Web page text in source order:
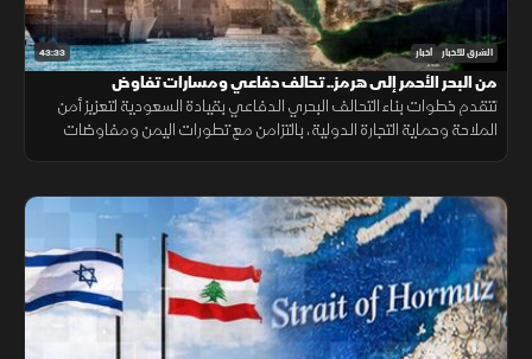
43:33 الشرق للأخبار أخبار
من البحر الأحمر إلى هرمز.. تحالف دفاعي ومسارات تفاوض
تتقدم خطوات بناء التحالف البحري الدفاعي بقيادة السعودية لتعزيز أمن
الملاحة وحماية التجارة الدولية، بالتزامن مع تطورات اليمن ومفاوضات